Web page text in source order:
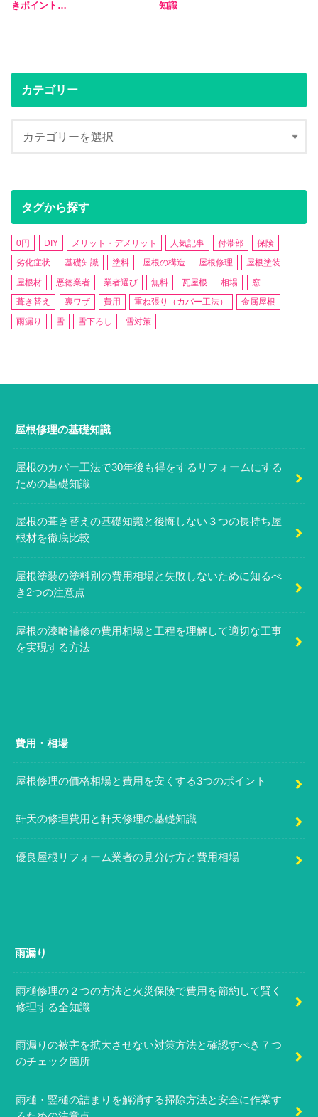
きポイント…
知識
カテゴリー
タグから探す
0円 DIY メリット・デメリット 人気記事 付帯部
保険
劣化症状
基礎知識 塗料 屋根の構造 屋根修理
屋根塗装
屋根材
悪徳業者 業者選び 無料 瓦屋根 相場
窓
葺き替え
裏ワザ 費用 重ね張り（カバー工法）
金属屋根
雨漏り
雪 雪下ろし 雪対策
屋根修理の基礎知識
屋根のカバー工法で30年後も得をするリフォームにする
ための基礎知識
屋根の葺き替えの基礎知識と後悔しない３つの長持ち屋
根材を徹底比較
屋根塗装の塗料別の費用相場と失敗しないために知るべ
き2つの注意点
屋根の漆喰補修の費用相場と工程を理解して適切な工事
を実現する方法
費用・相場
屋根修理の価格相場と費用を安くする3つのポイント
軒天の修理費用と軒天修理の基礎知識
優良屋根リフォーム業者の見分け方と費用相場
雨漏り
雨樋修理の２つの方法と火災保険で費用を節約して賢く
修理する全知識
雨漏りの被害を拡大させない対策方法と確認すべき７つ
のチェック箇所
雨樋・竪樋の詰まりを解消する掃除方法と安全に作業す